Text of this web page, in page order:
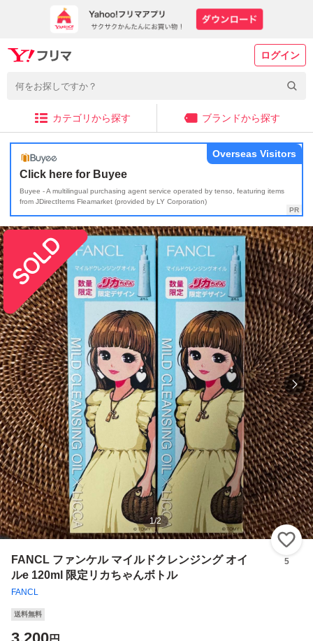
ログイン
カテゴリから探す ブランドから探す
Click here for Buyee
Buyee - A multilingual purchasing agent service operated by tenso, featuring items
from JDirectItems Fleamarket (provided by LY Corporation)
Overseas Visitors
1/2
FANCL ファンケル マイルドクレンジング オイ
ルe 120ml 限定リカちゃんボトル
FANCL
5
送料無料